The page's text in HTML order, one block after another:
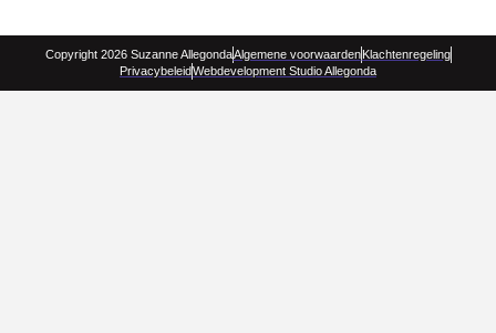
Copyright 2026 Suzanne AllegondaAlgemene voorwaarden Klachtenregeling
PrivacybeleidWebdevelopment Studio Allegonda